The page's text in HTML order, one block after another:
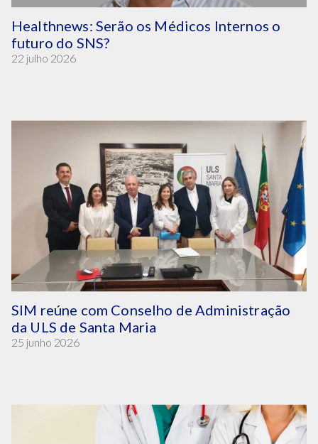
Healthnews: Serão os Médicos Internos o
futuro do SNS?
22 julho 2026
SIM reúne com Conselho de Administração
da ULS de Santa Maria
25 junho 2026